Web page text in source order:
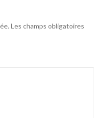
Les champs obligatoires